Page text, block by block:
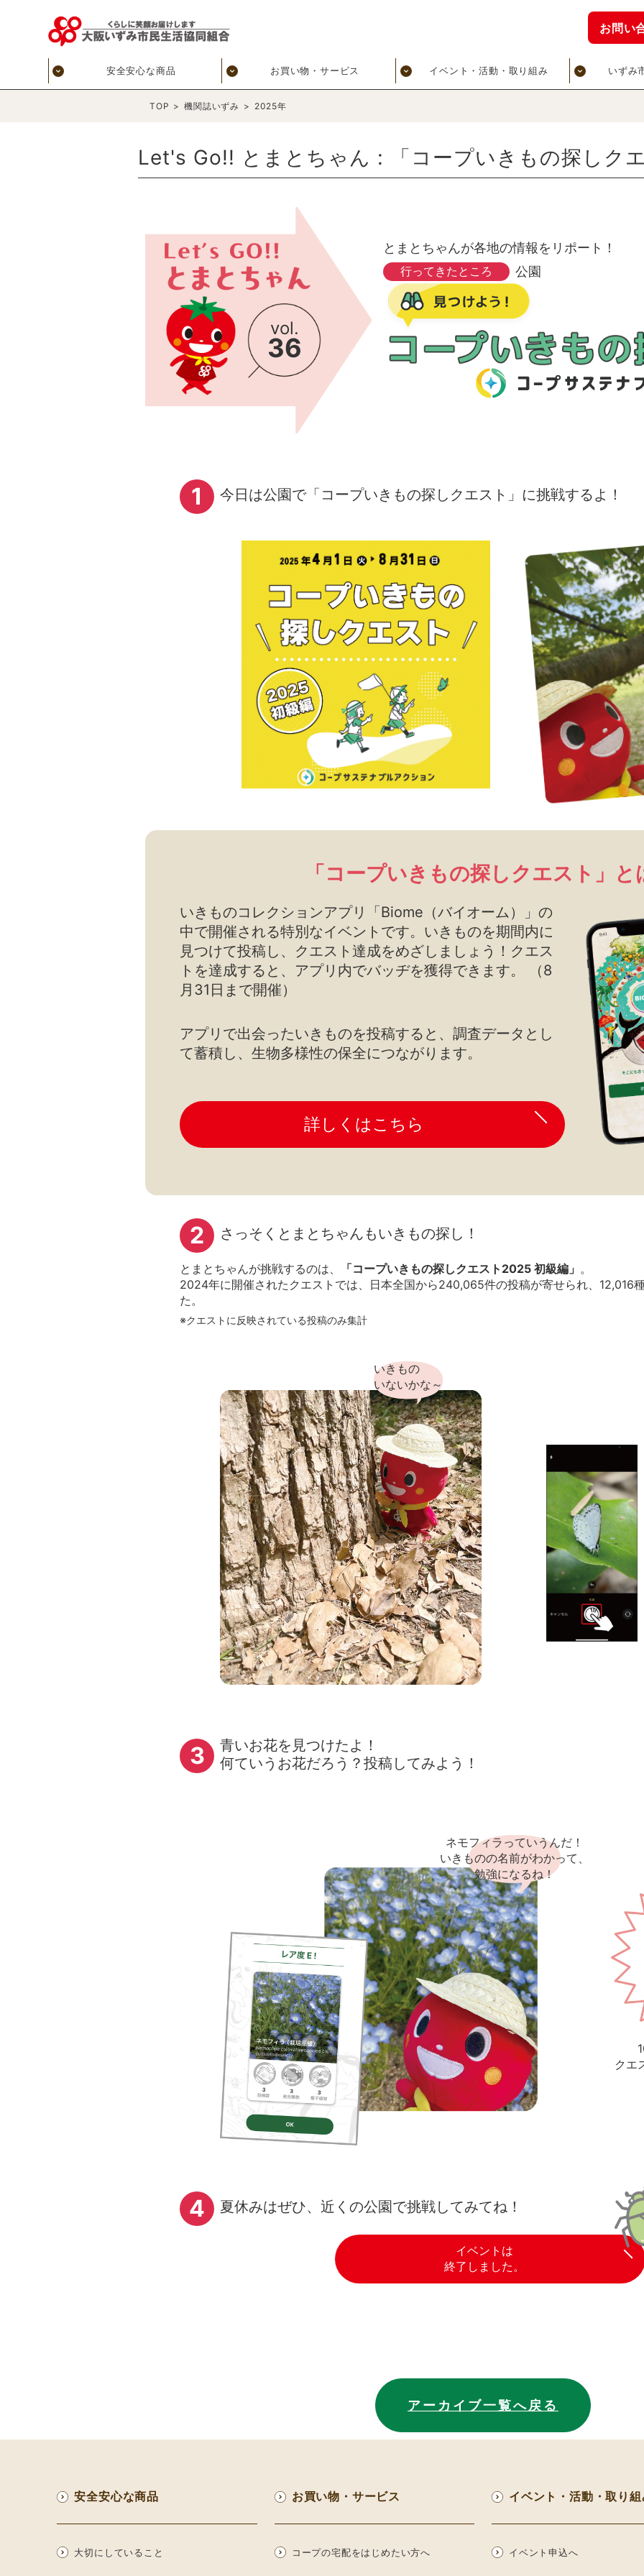
安全安心な商品 お買い物・サービス イベント・活動・取り組み いずみ
お問い
TOP > 機関誌いずみ > 2025年
Let's Go!! とまとちゃん : 「コープいきもの探しク
vol.
36
とまとちゃんが各地の情報をリポート！
行ってきたところ 公園
1 今日は公園で「コープいきもの探しクエスト」に挑戦するよ！
「コープいきもの探しクエスト」と
いきものコレクションアプリ「Biome（バイオーム）」の
中で開催される特別なイベントです。いきものを期間内に
見つけて投稿し、クエスト達成をめざしましょう！クエス
トを達成すると、アプリ内でバッヂを獲得できます。 （8
月31日まで開催）
アプリで出会ったいきものを投稿すると、調査データとし
て蓄積し、生物多様性の保全につながります。
詳しくはこちら
2 さっそくとまとちゃんもいきもの探し！
とまとちゃんが挑戦するのは、 「コープいきもの探しクエスト2025 初級編」 。
2024年に開催されたクエストでは、日本全国から240,065件の投稿が寄せられ、12,016
た。
※クエストに反映されている投稿のみ集計
いきもの
いないかな～
3
青いお花を見つけたよ！
何ていうお花だろう？投稿してみよう！
ネモフィラっていうんだ！
いきものの名前がわかって、
勉強になるね！
クエ
4 夏休みはぜひ、近くの公園で挑戦してみてね！
イベントは
終了しました。
アーカイブ一覧へ戻る
安全安心な商品
大切にしていること
お買い物・サービス
コープの宅配をはじめたい方へ
イベント・活動・取り組
イベント申込へ